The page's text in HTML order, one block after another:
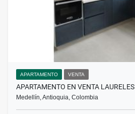
APARTAMENTO VENTA
APARTAMENTO EN VENTA LAURELES
Medellín, Antioquia, Colombia